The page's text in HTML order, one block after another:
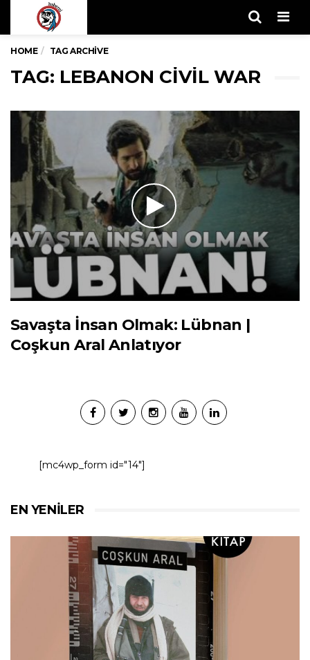
HOME TAG ARCHIVE
TAG: LEBANON CIVIL WAR
Savaşta İnsan Olmak: Lübnan |
Coşkun Aral Anlatıyor
[mc4wp_form id="14"]
EN YENILER